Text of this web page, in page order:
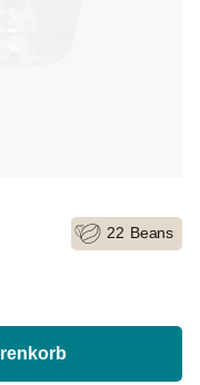
22 Beans